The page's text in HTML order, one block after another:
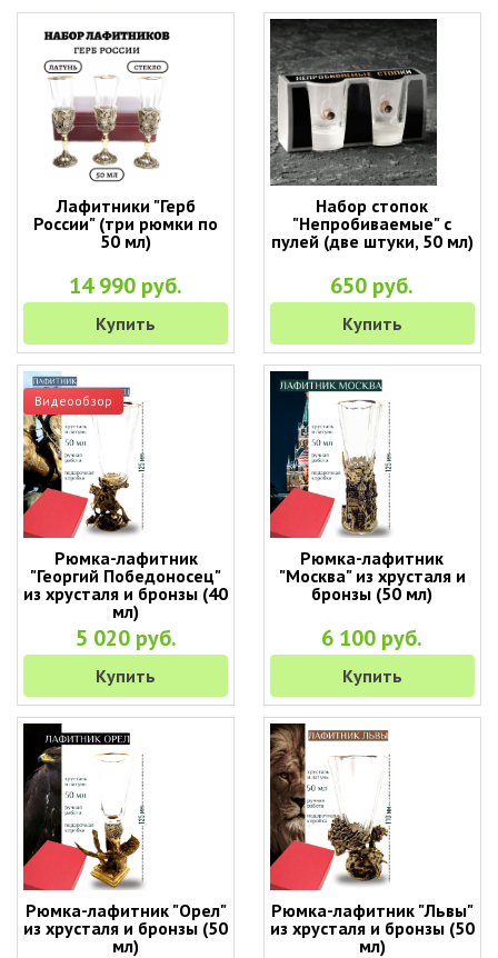
Лафитники "Герб
России" (три рюмки по
50 мл)
14 990 руб.
Купить
Набор стопок
"Непробиваемые" с
пулей (две штуки, 50 мл)
650 руб.
Купить
Видеообзор
Рюмка-лафитник
"Георгий Победоносец"
из хрусталя и бронзы (40
мл)
5 020 руб.
Купить
Рюмка-лафитник
"Москва" из хрусталя и
бронзы (50 мл)
6 100 руб.
Купить
Рюмка-лафитник "Орел"
из хрусталя и бронзы (50
мл)
Рюмка-лафитник "Львы"
из хрусталя и бронзы (50
мл)